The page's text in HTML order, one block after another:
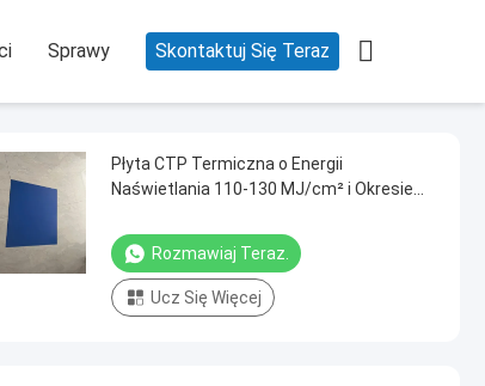
Sprawy Skontaktuj Się Teraz 
Płyta CTP Termiczna o Energii
Naświetlania 110-130 MJ/cm² i Okresie
Druku Offsetowego
Rozmawiaj Teraz.
Ucz Się Więcej